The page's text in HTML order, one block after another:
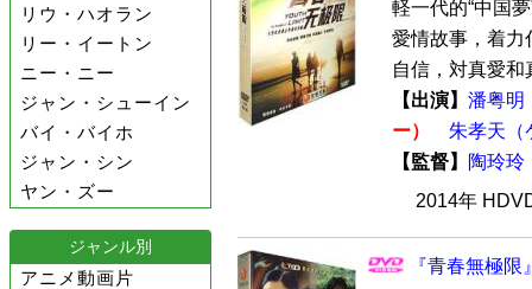
リウ・ハオラン
リー・イートン
ニー・ニー
ジャン・シューイン
バイ・バイホ
ジャン・シン
ヤン・ズー
ジャンル別
アニメ動画片
軽一代的“中国
愛情故事，着力
自信，対真愛和
【出演】 潘粤明
ー）
朱孝天（
【監督】
陶玲玲
2014年
『青春無極